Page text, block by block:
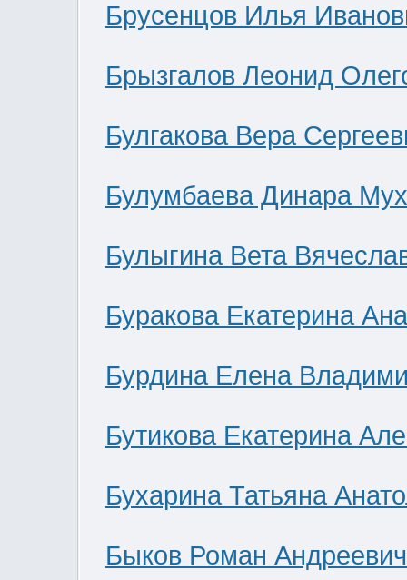
Брусенцов Илья
Брызгалов Леонид
Булгакова Вера
Булумбаева Динара
Булыгина Вета
Буракова Екатерина
Бурдина Елена
Бутикова Екатерина
Бухарина Татьяна
Быков Роман Андреевич